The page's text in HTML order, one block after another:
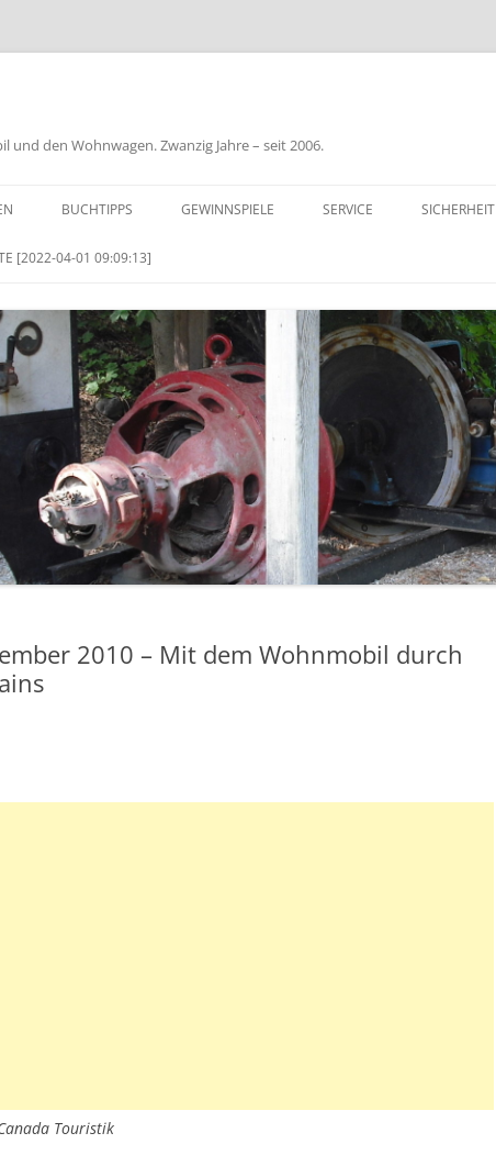
den Wohnwagen. Zwanzig Jahre – seit 2006.
BUCHTIPPS GEWINNSPIELE SERVICE SICHERHEIT
[2022-04-01 09:09:13]
2010 – Mit dem Wohnmobil durch
Touristik